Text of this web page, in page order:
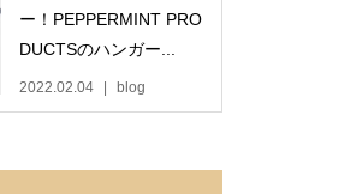
ー！PEPPERMINT PRO
DUCTSのハンガー...
2022.02.04 blog